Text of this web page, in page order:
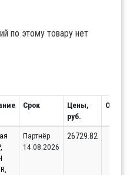
по этому товару нет
Срок
Цены,
руб.
Партнёр
14.08.2026
26729.82